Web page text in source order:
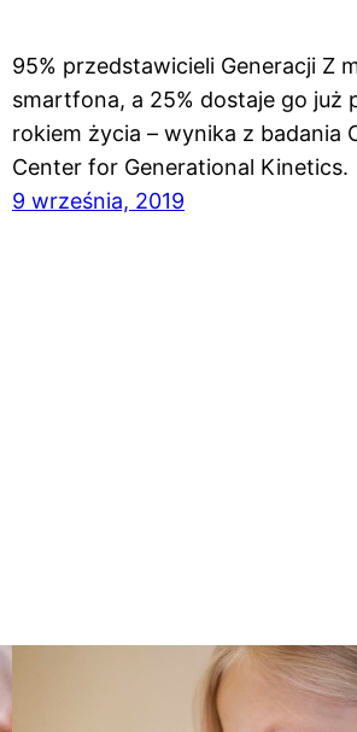
95% przedstawicieli Generacji Z
smartfona, a 25% dostaje go już
rokiem życia – wynika z badania
Center for Generational Kinetics.
9 września, 2019